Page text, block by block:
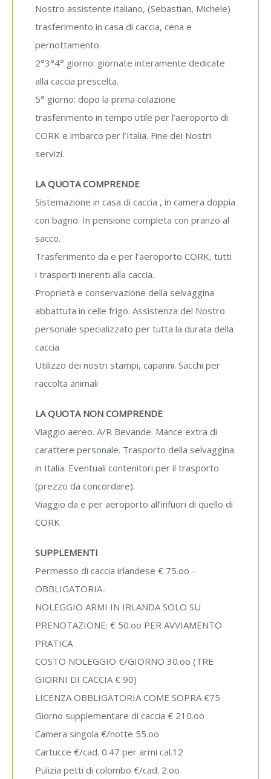
Nostro assistente italiano, (Sebastian, Michele)
trasferimento in casa di caccia, cena e
pernottamento.
2°3°4° giorno: giornate interamente dedicate
alla caccia prescelta.
5° giorno: dopo la prima colazione
trasferimento in tempo utile per l’aeroporto di
CORK e imbarco per l’Italia. Fine dei Nostri
servizi.
LA QUOTA COMPRENDE
Sistemazione in casa di caccia , in camera doppia
con bagno. In pensione completa con pranzo al
sacco.
Trasferimento da e per l’aeroporto CORK, tutti
i trasporti inerenti alla caccia.
Proprietà e conservazione della selvaggina
abbattuta in celle frigo. Assistenza del Nostro
personale specializzato per tutta la durata della
caccia
Utilizzo dei nostri stampi, capanni. Sacchi per
raccolta animali
LA QUOTA NON COMPRENDE
Viaggio aereo. A/R Bevande. Mance extra di
carattere personale. Trasporto della selvaggina
in Italia. Eventuali contenitori per il trasporto
(prezzo da concordare).
Viaggio da e per aeroporto all’infuori di quello di
CORK
SUPPLEMENTI
Permesso di caccia irlandese € 75.oo -
OBBLIGATORIA-
NOLEGGIO ARMI IN IRLANDA SOLO SU
PRENOTAZIONE: € 50.oo PER AVVIAMENTO
PRATICA
COSTO NOLEGGIO €/GIORNO 30.oo (TRE
GIORNI DI CACCIA € 90)
LICENZA OBBLIGATORIA COME SOPRA €75
Giorno supplementare di caccia € 210.oo
Camera singola €/notte 55.oo
Cartucce €/cad. 0.47 per armi cal.12
Pulizia petti di colombo €/cad. 2.oo